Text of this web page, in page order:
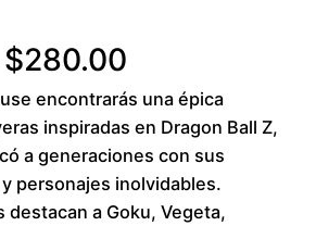
$280.00
range:
$160.00
through
encontrarás una épica
inspiradas en Dragon Ball Z,
a generaciones con sus
personajes inolvidables.
destacan a Goku, Vegeta,